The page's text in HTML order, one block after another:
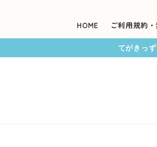
HOME ご利用規約
てがきっ